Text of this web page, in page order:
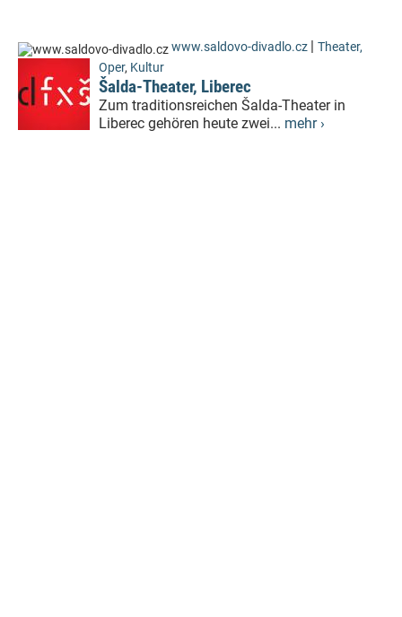
www.saldovo-divadlo.cz | Theater,
Oper, Kultur
Šalda-Theater, Liberec
Zum traditionsreichen Šalda-Theater in
Liberec gehören heute zwei... mehr ›